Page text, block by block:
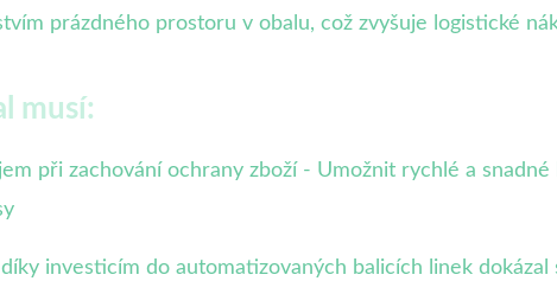
prázdného prostoru v obalu, což zvyšuje logistické
musí:
při zachování ochrany zboží - Umožnit rychlé a
investicím do automatizovaných balicích linek